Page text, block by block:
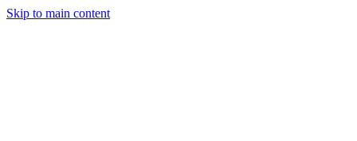
Skip to main content